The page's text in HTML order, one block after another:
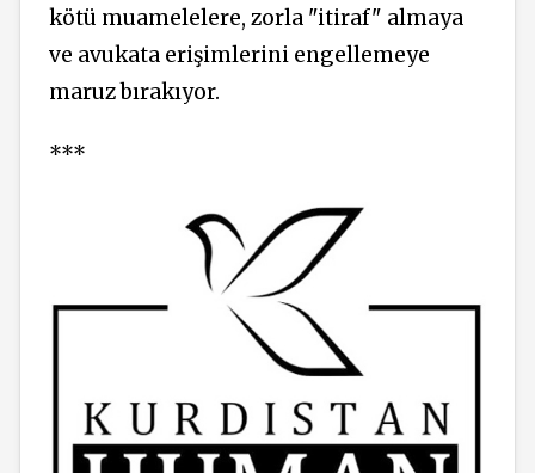
kötü muamelelere, zorla "itiraf" almaya
ve avukata erişimlerini engellemeye
maruz bırakıyor.
***